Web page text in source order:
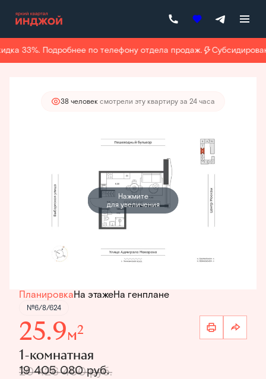
33%. Подробнее по телефону отдела продаж.
1-комнатная25.9 м
19 405 080 руб.
Ипотекаот 65 379 руб./мес.
38 человек смотрели эту квартиру за 24 часа
Нажмите
для увеличения
ПланировкаНа этажеНа генплане
№6/8/624
25.9м2
1-комнатная
20 426 400 руб.
19 405 080 руб.